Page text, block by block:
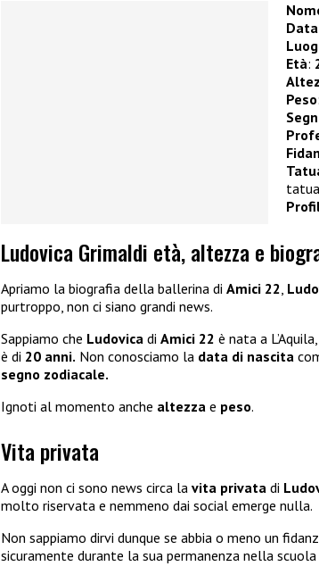
Età:
Peso
Ludovica Grimaldi età, altezza e
Apriamo la biografia della ballerina di Amici 22
purtroppo, non ci siano grandi news.
Sappiamo che Ludovica di Amici 22 è nata a
è di 20 anni. Non conosciamo la data di nascita
segno zodiacale.
Ignoti al momento anche altezza e peso.
Vita privata
A oggi non ci sono news circa la vita privata di
molto riservata e nemmeno dai social emerge nulla.
Non sappiamo dirvi dunque se abbia o meno un
sicuramente durante la sua permanenza nella scuola